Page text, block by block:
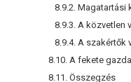
8.9.2. Magatartási
8.9.3. A közvetlen
8.9.4. A szakértők
8.10. A fekete
8.11. Összegzés